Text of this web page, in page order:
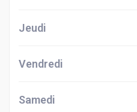
Jeudi
Vendredi
Samedi